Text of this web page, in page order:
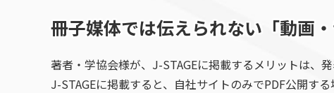
冊子媒体では伝えられない「動画・
著者・学協会様が、J-STAGEに掲載するメリットは、
J-STAGEに掲載すると、自社サイトのみでPDF公開す